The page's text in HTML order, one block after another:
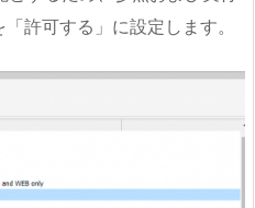
許可する」に設定します。